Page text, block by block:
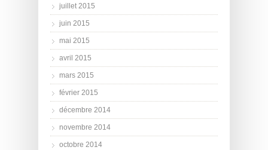
juillet 2015
juin 2015
mai 2015
avril 2015
mars 2015
février 2015
décembre 2014
novembre 2014
octobre 2014